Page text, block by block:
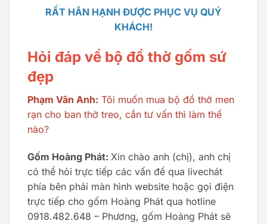
RẤT HÂN HẠNH ĐƯỢC PHỤC VỤ QUÝ
KHÁCH!
Hỏi đáp về bộ đồ thờ gốm sứ
đẹp
Phạm Vân Anh: Tôi muốn mua bộ đồ thờ men
rạn cho ban thờ treo, cần tư vấn thì làm thế
nào?
Gốm Hoàng Phát: Xin chào anh (chị), anh chị
có thể hỏi trực tiếp các vấn đề qua livechát
phía bên phải màn hình website hoặc gọi điện
trực tiếp cho gốm Hoàng Phát qua hotline
0918.482.648 – Phương, gốm Hoàng Phát sẽ